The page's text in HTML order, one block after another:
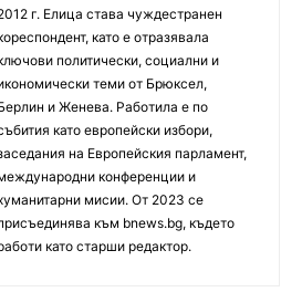
г. Елица става чуждестранен
като е отразявала
политически, социални и
теми от Брюксел,
и Женева. Работила е по
като европейски избори,
на Европейския парламент,
конференции и
мисии. От 2023 се
към bnews.bg, където
като старши редактор.